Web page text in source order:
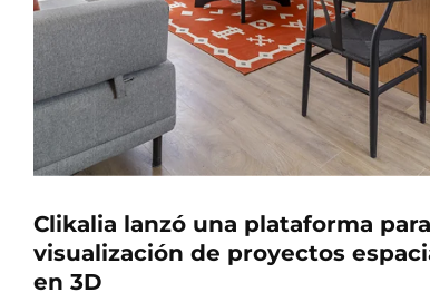
Clikalia lanzó una plataforma
visualización de proyectos
en 3D